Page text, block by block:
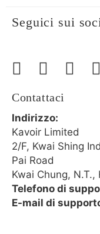
Seguici sui
Contattaci
Indirizzo:
Kavoir Limited
2/F, Kwai Shing
Pai Road
Kwai Chung, N.T.,
Telefono di
E-mail di